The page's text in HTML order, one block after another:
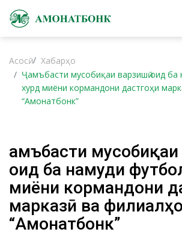
Асосӣ
Хабарҳо
Ҷамъбасти мусобиқаи варзишӣ оид
хурд миёни кормандони дастгоҳи
“Амонатбонк”
Ҷамъбасти
оид ба намуди
миёни кормандони
марказӣ ва
“Амонатбонк”